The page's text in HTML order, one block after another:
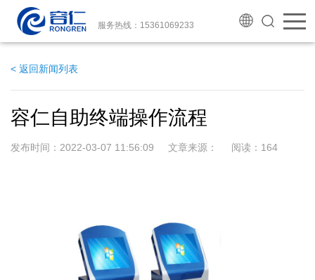
服务热线：15361069233
< 返回新闻列表
容仁自助终端操作流程
发布时间：2022-03-07 11:56:09 文章来源： 阅读： 164